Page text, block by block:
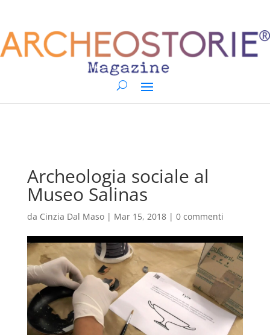
Archeologia sociale al
Museo Salinas
da Cinzia Dal Maso| Mar 15, 2018| 0 commenti